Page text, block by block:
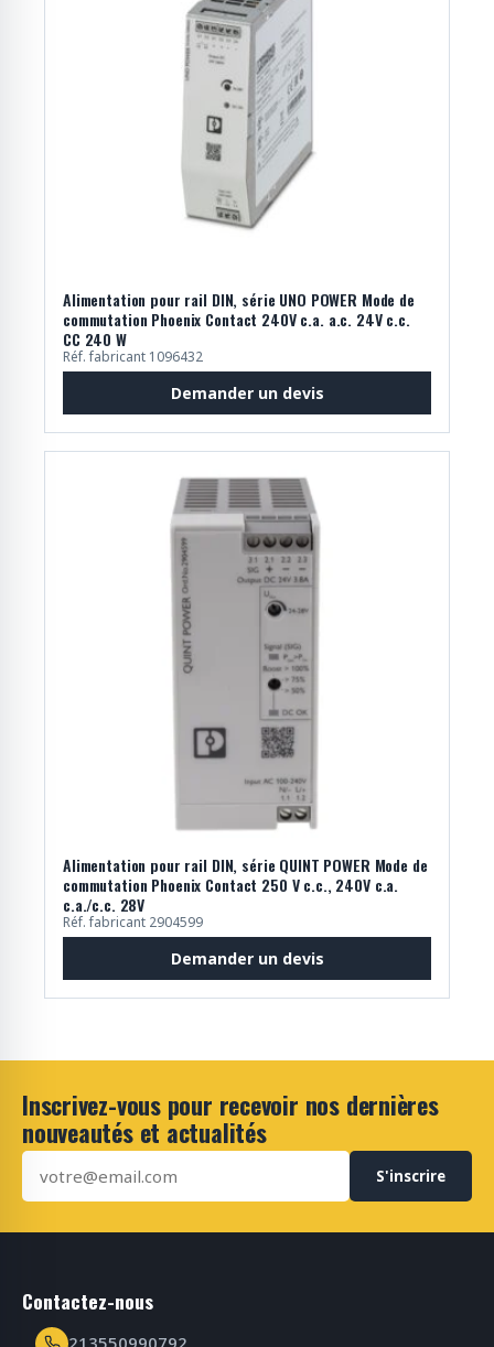
Alimentation pour rail DIN, série UNO POWER Mode de
commutation Phoenix Contact 240V c.a. a.c. 24V c.c.
CC 240 W
Réf. fabricant 1096432
Demander un devis
Alimentation pour rail DIN, série QUINT POWER Mode de
commutation Phoenix Contact 250 V c.c., 240V c.a.
c.a./c.c. 28V
Réf. fabricant 2904599
Demander un devis
Inscrivez-vous pour recevoir nos dernières
nouveautés et actualités
S'inscrire
Contactez-nous